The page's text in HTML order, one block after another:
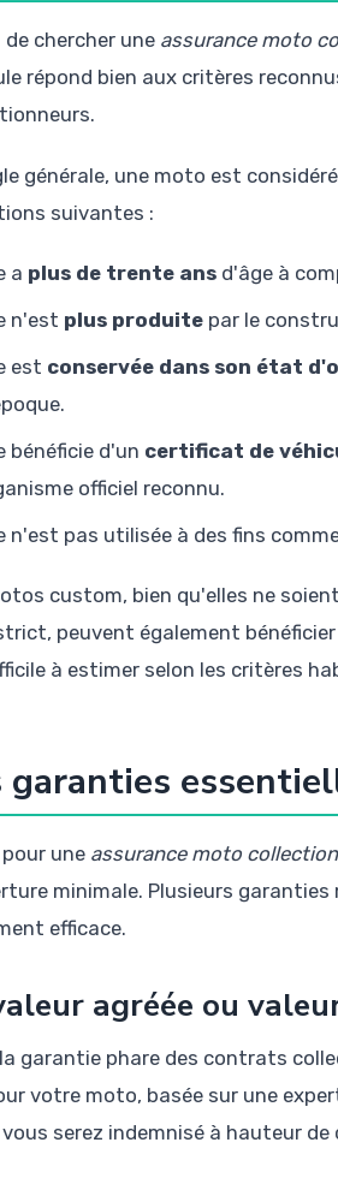
chercher une assurance moto
répond bien aux critères
générale, une moto est
suivantes :
a plus de trente ans d'âge à
n'est plus produite par le
est conservée dans son état
bénéficie d'un certificat de
officiel reconnu.
n'est pas utilisée à des fins
custom, bien qu'elles ne
peuvent également
à estimer selon les critères
garanties
une assurance moto
minimale. Plusieurs
efficace.
agréée ou
garantie phare des contrats
votre moto, basée sur une
serez indemnisé à hauteur